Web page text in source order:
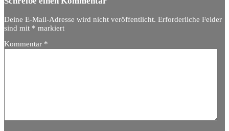
Deine E-Mail-Adresse wird nicht veröffentlicht. Erforderliche Felder
sind mit * markiert
Kommentar *